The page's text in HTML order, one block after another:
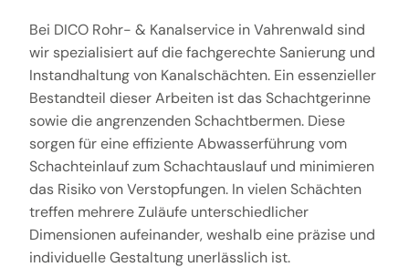
Bei DICO Rohr- & Kanalservice in Vahrenwald sind
wir spezialisiert auf die fachgerechte Sanierung und
Instandhaltung von Kanalschächten. Ein essenzieller
Bestandteil dieser Arbeiten ist das Schachtgerinne
sowie die angrenzenden Schachtbermen. Diese
sorgen für eine effiziente Abwasserführung vom
Schachteinlauf zum Schachtauslauf und minimieren
das Risiko von Verstopfungen. In vielen Schächten
treffen mehrere Zuläufe unterschiedlicher
Dimensionen aufeinander, weshalb eine präzise und
individuelle Gestaltung unerlässlich ist.